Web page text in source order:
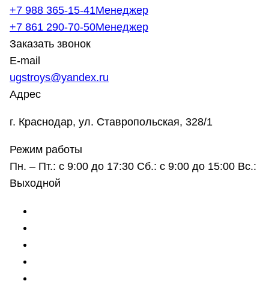
+7 988 365-15-41Менеджер
+7 861 290-70-50Менеджер
Заказать звонок
E-mail
ugstroys@yandex.ru
Адрес
г. Краснодар, ул. Ставропольская, 328/1
Режим работы
Пн. – Пт.: с 9:00 до 17:30 Сб.: с 9:00 до 15:00 Вс.:
Выходной